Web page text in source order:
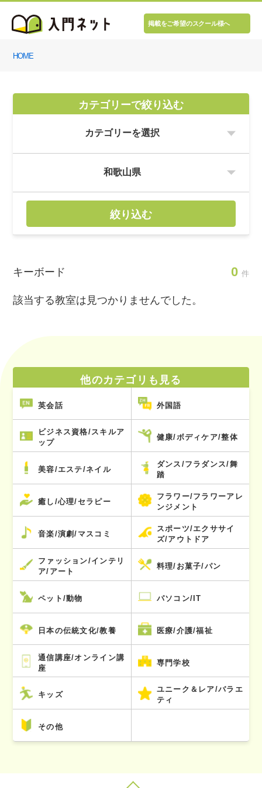
掲載をご希望のスクール様へ
HOME
カテゴリーで絞り込む
絞り込む
キーボード 0 件
該当する教室は見つかりませんでした。
他のカテゴリも見る
英会話 外国語
ビジネス資格/スキルア
ップ
健康/ボディケア/整体
美容/エステ/ネイル
ダンス/フラダンス/舞
踏
癒し/心理/セラピー
フラワー/フラワーアレ
ンジメント
音楽/演劇/マスコミ
スポーツ/エクササイ
ズ/アウトドア
ファッション/インテリ
ア/アート
料理/お菓子/パン
ペット/動物 パソコン/IT
日本の伝統文化/教養 医療/介護/福祉
通信講座/オンライン講
座
専門学校
キッズ
ユニーク＆レア/バラエ
ティ
その他